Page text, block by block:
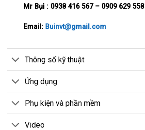
Mr Bụi : 0938 416 567 – 0909 629 558
Email: Buinvt@gmail.com
Thông số kỹ thuật
Ứng dụng
Phụ kiện và phần mềm
Video